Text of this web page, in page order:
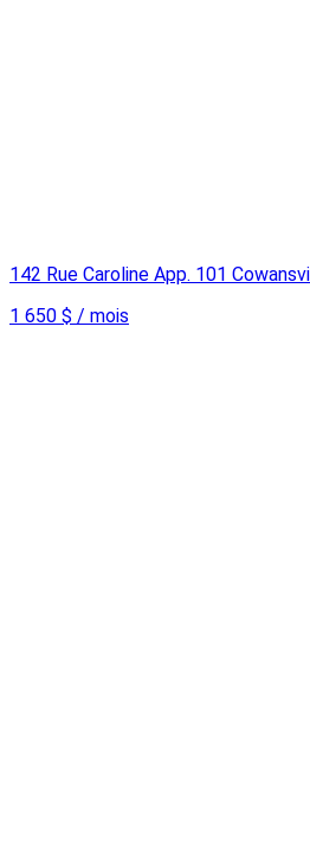
142 Rue Caroline App. 101
1 650 $ / mois